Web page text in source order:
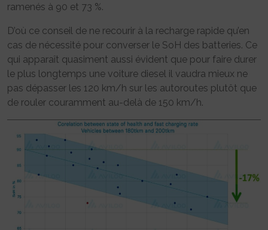
ramenés à 90 et 73 %.
D’où ce conseil de ne recourir à la recharge rapide qu’en
cas de nécessité pour converser le SoH des batteries. Ce
qui apparaît quasiment aussi évident que pour faire durer
le plus longtemps une voiture diesel il vaudra mieux ne
pas dépasser les 120 km/h sur les autoroutes plutôt que
de rouler couramment au-delà de 150 km/h.